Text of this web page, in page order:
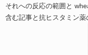
それへの反応の範囲と
含む記事と抗ヒスタミン